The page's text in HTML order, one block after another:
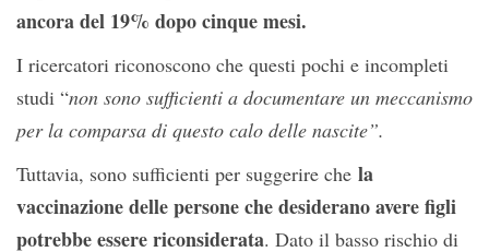
ancora del 19% dopo cinque mesi.
I ricercatori riconoscono che questi pochi e incompleti
studi “non sono sufficienti a documentare un meccanismo
per la comparsa di questo calo delle nascite”.
Tuttavia, sono sufficienti per suggerire che la
vaccinazione delle persone che desiderano avere figli
potrebbe essere riconsiderata. Dato il basso rischio di